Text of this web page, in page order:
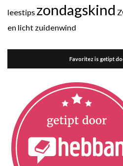
leestips zondagskind
en licht zuidenwind
Favoritez is getipt